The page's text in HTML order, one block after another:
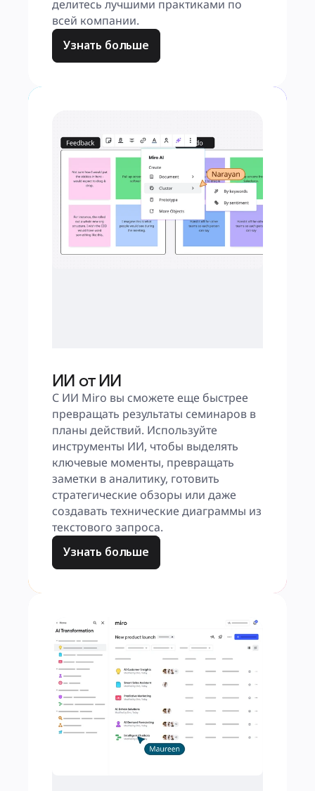
делитесь лучшими практиками по
всей компании.
Узнать больше
ИИ от ИИ
С ИИ Miro вы сможете еще быстрее
превращать результаты семинаров в
планы действий. Используйте
инструменты ИИ, чтобы выделять
ключевые моменты, превращать
заметки в аналитику, готовить
стратегические обзоры или даже
создавать технические диаграммы из
текстового запроса.
Узнать больше